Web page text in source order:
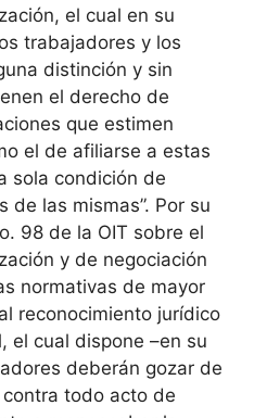
el cual en su
trabajadores y los
distinción y sin
el derecho de
que estimen
el de afiliarse a estas
sola condición de
de las mismas”. Por su
98 de la OIT sobre el
y de negociación
normativas de mayor
reconocimiento jurídico
el cual dispone –en su
deberán gozar de
todo acto de